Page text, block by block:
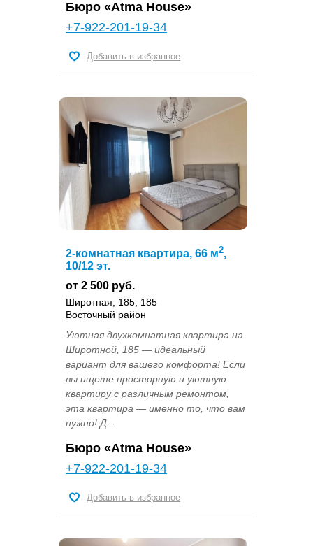
Бюро «Atma House»
+7-922-201-19-34
Добавить в избранное
2-комнатная квартира, 66 м2,
10/12 эт.
от 2 500 руб.
Широтная, 185, 185
Восточный район
Уютная двухкомнатная квартира на
Широтной, 185 — идеальный
вариант для вашего комфорта! Если
вы ищете просторную и уютную
квартиру с различным ремонтом,
эта квартира — именно то, что вам
нужно! Д...
Бюро «Atma House»
+7-922-201-19-34
Добавить в избранное